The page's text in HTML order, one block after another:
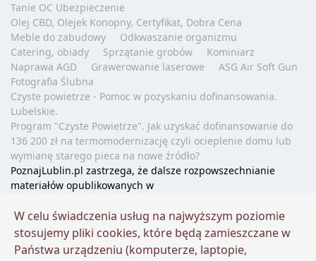
Tanie OC Ubezpieczenie
Olej CBD, Olejek Konopny, Certyfikat, Dobra Cena
Meble do zabudowy
Odkwaszanie organizmu
Catering, obiady
Sprzątanie grobów
Kominiarz
Naprawa AGD
Grawerowanie laserowe
ASG Air Soft Gun
Fotografia Ślubna
Czyste powietrze - Pomoc w pozyskaniu dofinansowania.
Lubelskie.
Program "Czyste Powietrze". Jak uzyskać dofinansowanie do
136 200 zł na termomodernizację czyli ocieplenie domu lub
wymianę starego pieca na nowe źródło?
PoznajLublin.pl zastrzega, że dalsze rozpowszechnianie
materiałów opublikowanych w
warunków korzystania z treści.
Podstawa prawna: art. 25 ust. 1 pkt 1 b ustawy z dnia 4 lutego
1994 r. o prawie autorskim i prawach pokrewnych. W celu
W celu świadczenia usług na najwyższym poziomie
stosujemy pliki cookies, które będą zamieszczane w
Państwa urządzeniu (komputerze, laptopie,